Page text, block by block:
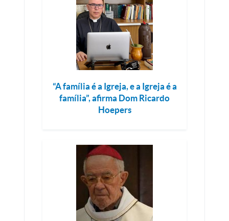
“A família é a Igreja, e a Igreja é a
família”, afirma Dom Ricardo
Hoepers